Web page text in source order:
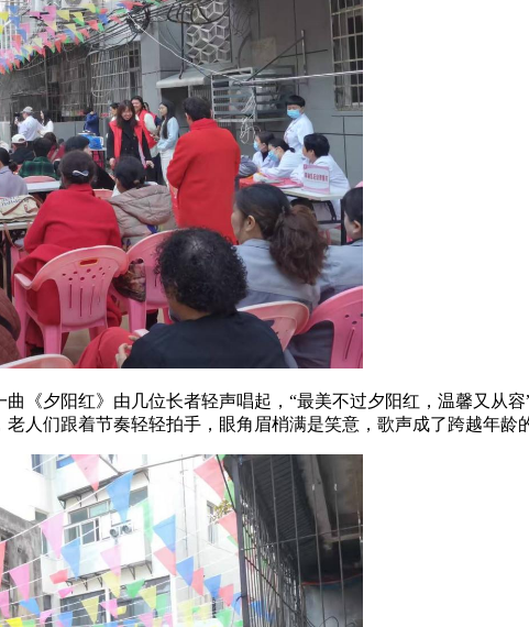
《夕阳红》由几位长者轻声唱起，“最美不过夕阳红，温馨又从
人们跟着节奏轻轻拍手，眼角眉梢满是笑意，歌声成了跨越年龄